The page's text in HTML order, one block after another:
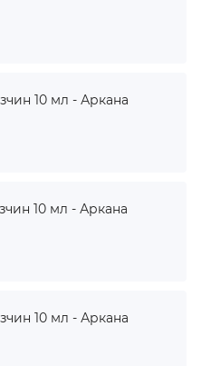
10 мл - Аркана
10 мл - Аркана
10 мл - Аркана